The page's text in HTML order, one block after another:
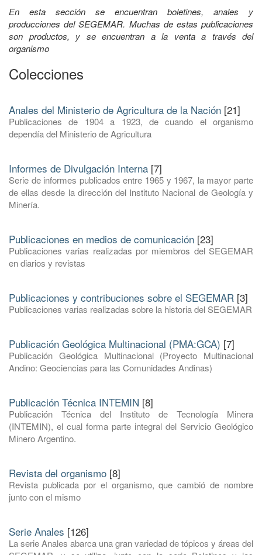
En esta sección se encuentran boletines, anales y
producciones del SEGEMAR. Muchas de estas publicaciones
son productos, y se encuentran a la venta a través del
organismo
Colecciones
Anales del Ministerio de Agricultura de la Nación [21]
Publicaciones de 1904 a 1923, de cuando el organismo
dependía del Ministerio de Agricultura
Informes de Divulgación Interna [7]
Serie de informes publicados entre 1965 y 1967, la mayor parte
de ellas desde la dirección del Instituto Nacional de Geología y
Minería.
Publicaciones en medios de comunicación [23]
Publicaciones varias realizadas por miembros del SEGEMAR
en diarios y revistas
Publicaciones y contribuciones sobre el SEGEMAR [3]
Publicaciones varias realizadas sobre la historia del SEGEMAR
Publicación Geológica Multinacional (PMA:GCA) [7]
Publicación Geológica Multinacional (Proyecto Multinacional
Andino: Geociencias para las Comunidades Andinas)
Publicación Técnica INTEMIN [8]
Publicación Técnica del Instituto de Tecnología Minera
(INTEMIN), el cual forma parte integral del Servicio Geológico
Minero Argentino.
Revista del organismo [8]
Revista publicada por el organismo, que cambió de nombre
junto con el mismo
Serie Anales [126]
La serie Anales abarca una gran variedad de tópicos y áreas del